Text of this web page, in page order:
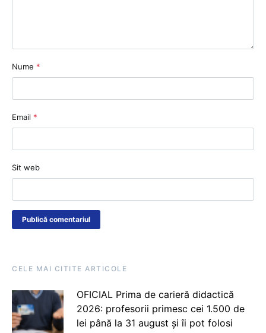
Nume *
Email *
Sit web
CELE MAI CITITE ARTICOLE
OFICIAL Prima de carieră didactică
2026: profesorii primesc cei 1.500 de
lei până la 31 august și îi pot folosi